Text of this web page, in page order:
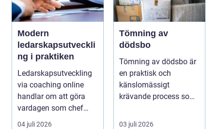
Modern
ledarskapsutveckli
ng i praktiken
Ledarskapsutveckling
via coaching online
handlar om att göra
vardagen som chef
både mer h...
04 juli 2026
Tömning av
dödsbo
Tömning av dödsbo är
en praktisk och
känslomässigt
krävande process som
gång ell...
03 juli 2026